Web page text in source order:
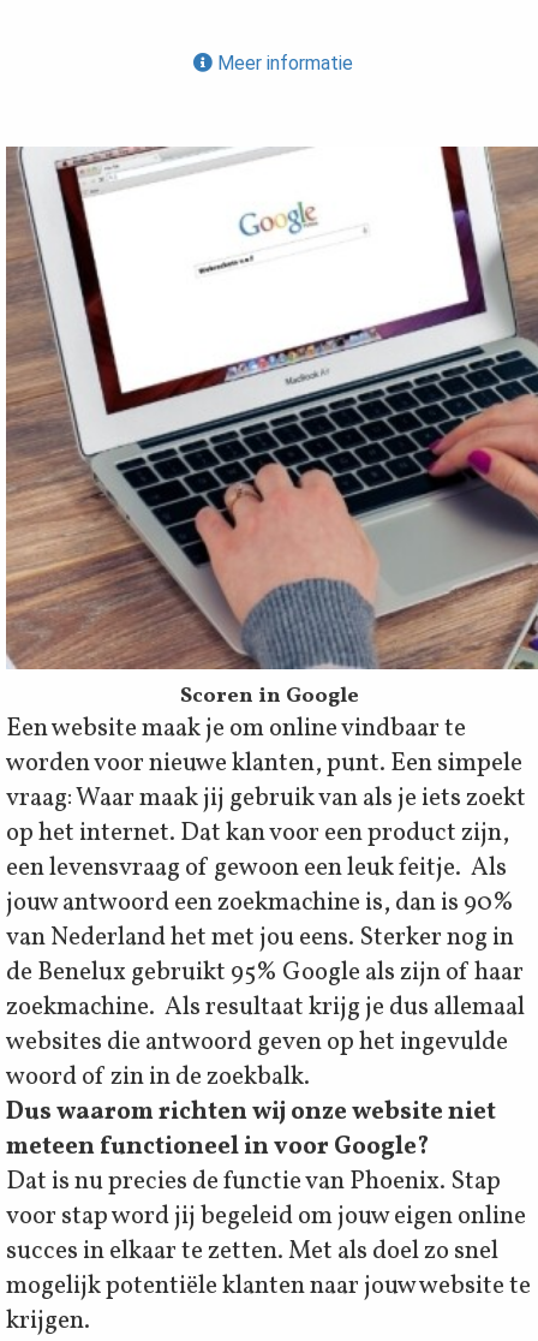
Meer informatie
Scoren in Google
Een website maak je om online vindbaar te
worden voor nieuwe klanten, punt. Een simpele
vraag: Waar maak jij gebruik van als je iets zoekt
op het internet. Dat kan voor een product zijn,
een levensvraag of gewoon een leuk feitje. Als
jouw antwoord een zoekmachine is, dan is 90%
van Nederland het met jou eens. Sterker nog in
de Benelux gebruikt 95% Google als zijn of haar
zoekmachine. Als resultaat krijg je dus allemaal
websites die antwoord geven op het ingevulde
woord of zin in de zoekbalk.
Dus waarom richten wij onze website niet
meteen functioneel in voor Google?
Dat is nu precies de functie van Phoenix. Stap
voor stap word jij begeleid om jouw eigen online
succes in elkaar te zetten. Met als doel zo snel
mogelijk potentiële klanten naar jouw website te
krijgen.